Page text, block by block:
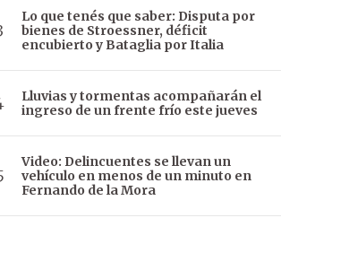
Lo que tenés que saber: Disputa por
bienes de Stroessner, déficit
encubierto y Bataglia por Italia
Lluvias y tormentas acompañarán el
ingreso de un frente frío este jueves
Video: Delincuentes se llevan un
vehículo en menos de un minuto en
Fernando de la Mora